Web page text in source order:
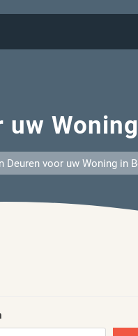
uw
Deuren voor uw Woning in